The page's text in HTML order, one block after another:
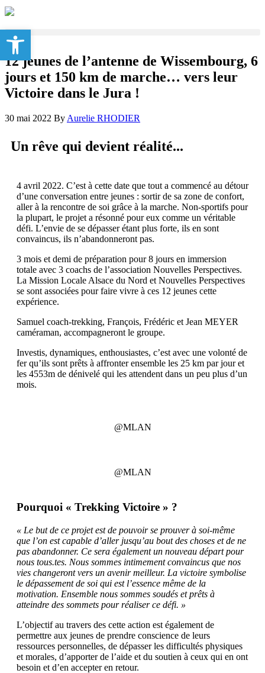
12 jeunes de l’antenne de Wissembourg, 6
jours et 150 km de marche… vers leur
Victoire dans le Jura !
30 mai 2022 By Aurelie RHODIER
Un rêve qui devient réalité...
4 avril 2022. C’est à cette date que tout a commencé au détour
d’une conversation entre jeunes : sortir de sa zone de confort,
aller à la rencontre de soi grâce à la marche. Non-sportifs pour
la plupart, le projet a résonné pour eux comme un véritable
défi. L’envie de se dépasser étant plus forte, ils en sont
convaincus, ils n’abandonneront pas.
3 mois et demi de préparation pour 8 jours en immersion
totale avec 3 coachs de l’association Nouvelles Perspectives.
La Mission Locale Alsace du Nord et Nouvelles Perspectives
se sont associées pour faire vivre à ces 12 jeunes cette
expérience.
Samuel coach-trekking, François, Frédéric et Jean MEYER
caméraman, accompagneront le groupe.
Investis, dynamiques, enthousiastes, c’est avec une volonté de
fer qu’ils sont prêts à affronter ensemble les 25 km par jour et
les 4553m de dénivelé qui les attendent dans un peu plus d’un
mois.
@MLAN
@MLAN
Pourquoi « Trekking Victoire » ?
« Le but de ce projet est de pouvoir se prouver à soi-même
que l’on est capable d’aller jusqu’au bout des choses et de ne
pas abandonner. Ce sera également un nouveau départ pour
nous tous.tes. Nous sommes intimement convaincus que nos
vies changeront vers un avenir meilleur. La victoire symbolise
le dépassement de soi qui est l’essence même de la
motivation. Ensemble nous sommes soudés et prêts à
atteindre des sommets pour réaliser ce défi. »
L’objectif au travers des cette action est également de
permettre aux jeunes de prendre conscience de leurs
ressources personnelles, de dépasser les difficultés physiques
et morales, d’apporter de l’aide et du soutien à ceux qui en ont
besoin et d’en accepter en retour.
Ouvrir la barre d’outils